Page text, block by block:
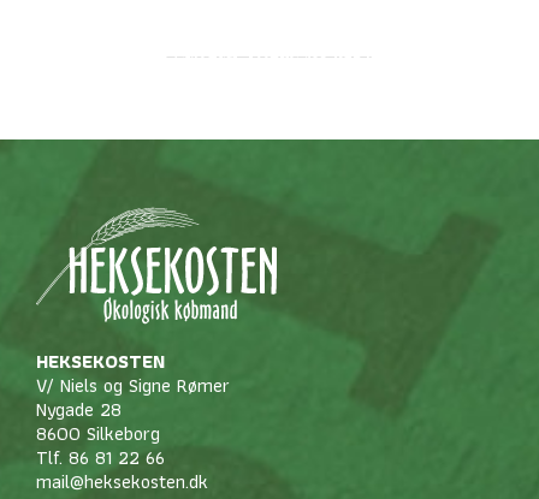
HEKSEKOSTEN
V/ Niels og Signe Rømer
Nygade 28
8600 Silkeborg
Tlf. 86 81 22 66
mail@heksekosten.dk